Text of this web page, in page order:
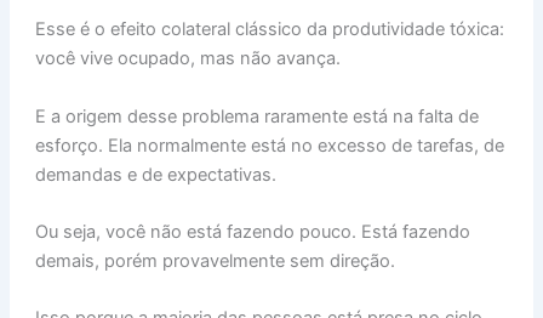
Esse é o efeito colateral clássico da produtividade tóxica:
você vive ocupado, mas não avança.
E a origem desse problema raramente está na falta de
esforço. Ela normalmente está no excesso de tarefas, de
demandas e de expectativas.
Ou seja, você não está fazendo pouco. Está fazendo
demais, porém provavelmente sem direção.